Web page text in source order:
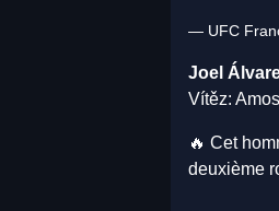
— UFC
Joel
Vítěz:
🔥 Cet
deuxième